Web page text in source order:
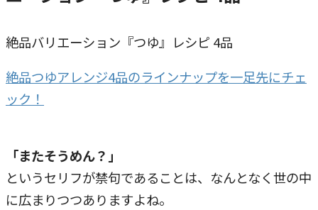
絶品バリエーション『つゆ』レシピ 4品
絶品つゆアレンジ4品のラインナップを一足先にチェ
ック！
「またそうめん？」
というセリフが禁句であることは、なんとなく世の中
に広まりつつありますよね。